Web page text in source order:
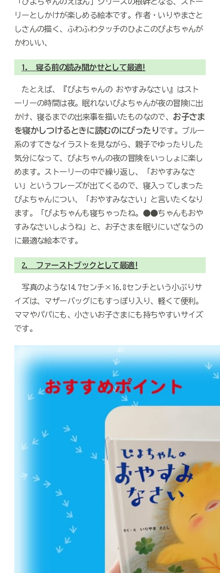
「ぴよちゃんのえほん」シリーズの根幹となる、ストー
リーとしかけが楽しめる絵本です。作者・いりやまさと
しさんの描く、ふわふわタッチのひよこのぴよちゃんが
かわいい、
1. 寝る前の読み聞かせとして最適!
たとえば、『ぴよちゃんの おやすみなさい』はスト
ーリーの時間は夜。眠れないぴよちゃんが夜の冒険に出
かけ、寝るまでの出来事を描いたものなので、 お子さま
を寝かしつけるときに読むのにぴったりです。ブルー
系のすてきなイラストを見ながら、親子でゆったりした
気分になって、ぴよちゃんの夜の冒険をいっしょに楽し
めます。ストーリーの中で繰り返し、「おやすみなさ
い」というフレーズが出てくるので、寝入ってしまった
ぴよちゃんについ、「おやすみなさい」と言いたくなり
ます。「ぴよちゃんも寝ちゃったね。●●ちゃんもおや
すみなさいしようね」と、お子さまを眠りにいざなうの
に最適な絵本です。
2. ファーストブックとして最適!
写真のような14.7センチ×16.8センチという小ぶりサ
イズは、マザーバッグにもすっぽり入り、軽くて便利。
ママやパパにも、小さいお子さまにも持ちやすいサイズ
です。